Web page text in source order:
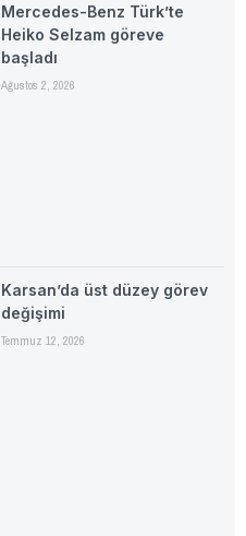
Mercedes-Benz Türk’te
Heiko Selzam göreve
başladı
Ağustos 2, 2026
Karsan’da üst düzey görev
değişimi
Temmuz 12, 2026